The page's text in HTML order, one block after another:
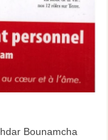
Bounamcha